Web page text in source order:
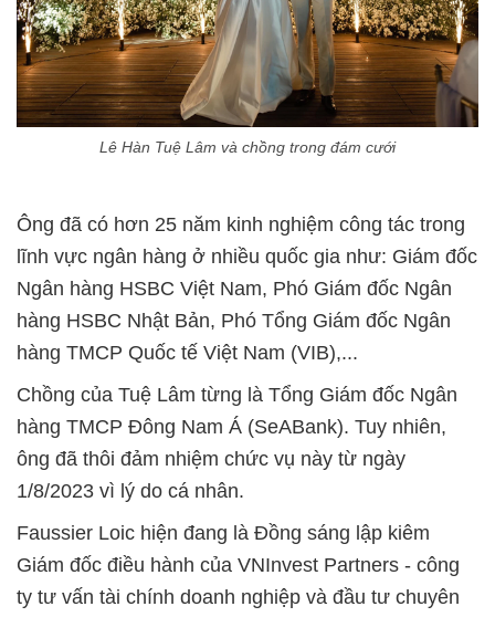
Lê Hàn Tuệ Lâm và chồng trong đám cưới
Ông đã có hơn 25 năm kinh nghiệm công tác trong
lĩnh vực ngân hàng ở nhiều quốc gia như: Giám đốc
Ngân hàng HSBC Việt Nam, Phó Giám đốc Ngân
hàng HSBC Nhật Bản, Phó Tổng Giám đốc Ngân
hàng TMCP Quốc tế Việt Nam (VIB),...
Chồng của Tuệ Lâm từng là Tổng Giám đốc Ngân
hàng TMCP Đông Nam Á (SeABank). Tuy nhiên,
ông đã thôi đảm nhiệm chức vụ này từ ngày
1/8/2023 vì lý do cá nhân.
Faussier Loic hiện đang là Đồng sáng lập kiêm
Giám đốc điều hành của VNInvest Partners - công
ty tư vấn tài chính doanh nghiệp và đầu tư chuyên